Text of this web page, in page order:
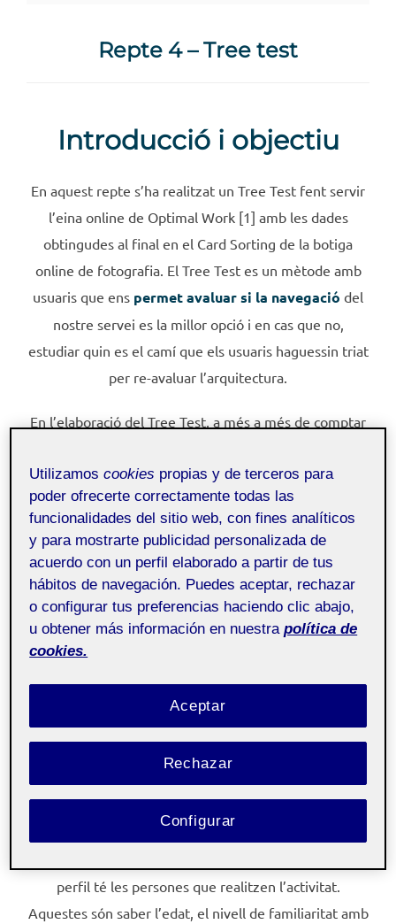
Repte 4 – Tree test
Introducció i objectiu
En aquest repte s’ha realitzat un Tree Test fent servir
l’eina online de Optimal Work [1] amb les dades
obtingudes al final en el Card Sorting de la botiga
online de fotografia. El Tree Test es un mètode amb
usuaris que ens permet avaluar si la navegació del
nostre servei es la millor opció i en cas que no,
estudiar quin es el camí que els usuaris haguessin triat
per re-avaluar l’arquitectura.
En l’elaboració del Tree Test, a més a més de comptar
productes, s’han plantejat els següents objectius per
tal de completar el disseny de navegació:
Buscar un element que hagi tingut molt de
concens en el Card Sorting.
Buscar un element que hagi tingut poc concens
en el Card Sorting.
Indicar on es pot descobrir el contacte de la
Indicar on es pot descobrir l’estat de la comanda
en curs.
Indicar on es pot descobrir les polítiques de
devolució d’una compra passats 15 díes.
A més a més, ja que el Tree Test és anònim, s’ha
perfil té les persones que realitzen l’activitat.
Aquestes són saber l’edat, el nivell de familiaritat amb
Utilizamoscookies propias y de terceros para
poder ofrecerte correctamente todas las
funcionalidades del sitio web, con fines analíticos
y para mostrarte publicidad personalizada de
acuerdo con un perfil elaborado a partir de tus
hábitos de navegación. Puedes aceptar, rechazar
o configurar tus preferencias haciendo clic abajo,
u obtener más información en nuestra política de
cookies.
Rechazar
Aceptar
Configurar